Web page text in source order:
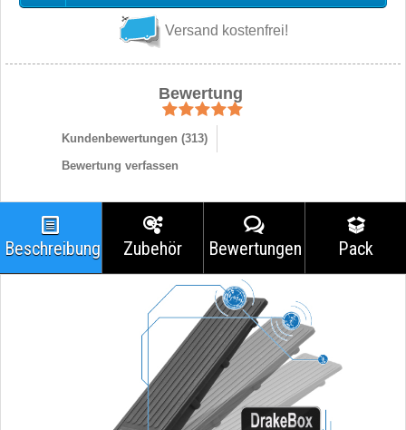
Versand kostenfrei!
Bewertung
Kundenbewertungen (313)
Bewertung verfassen
Beschreibung Zubehör Bewertungen Pack